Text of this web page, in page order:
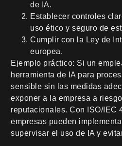
de IA.
Establecer controles
uso ético y seguro de
Cumplir con la Ley de
europea.
Ejemplo práctico: Si un
herramienta de IA para
sensible sin las medidas
exponer a la empresa a
reputacionales. Con ISO/IEC
empresas pueden
supervisar el uso de IA y